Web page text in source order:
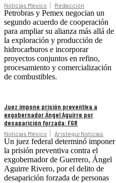
Noticias México Redacción
Petrobras y Pemex negocian un
segundo acuerdo de cooperación
para ampliar su alianza más allá de
la exploración y producción de
hidrocarburos e incorporar
proyectos conjuntos en refino,
procesamiento y comercialización
de combustibles.
Juez impone prisión preventiva a
exgobernador Ángel Aguirre por
desaparición forzada: FGR
Noticias México Aristegui Noticias
Un juez federal determinó imponer
la prisión preventiva contra el
exgobernador de Guerrero, Ángel
Aguirre Rivero, por el delito de
desaparición forzada de personas